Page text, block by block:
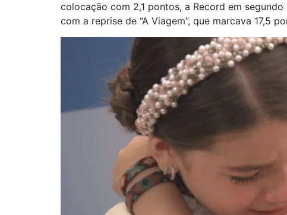
colocação com 2,1 pontos, a Record em
com a reprise de “A Viagem”, que marcava 17,5